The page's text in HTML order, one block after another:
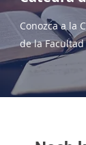
Conozca a la
de la